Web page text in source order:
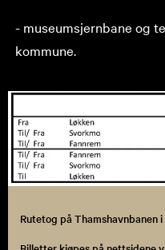
- museumsjernbane og
kommune.
Rutetog på Thamshavnbanen